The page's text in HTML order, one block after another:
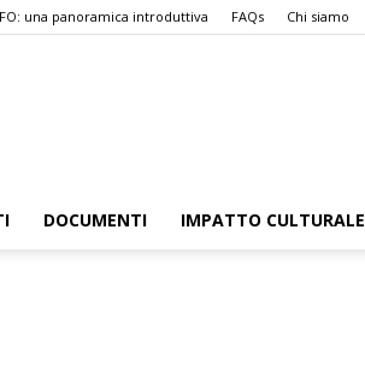
una panoramica introduttiva FAQs Chi siamo
DOCUMENTI IMPATTO CULTURALE